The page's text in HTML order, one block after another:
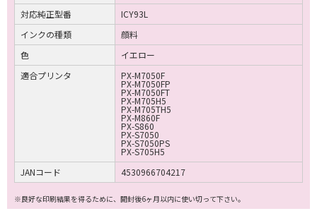
対応純正型番
ICY93L
インクの種類
顔料
色
イエロー
適合プリンタ
PX-M7050F
PX-M7050FP
PX-M7050FT
PX-M705H5
PX-M705TH5
PX-M860F
PX-S860
PX-S7050
PX-S7050PS
PX-S705H5
JANコード
4530966704217
※良好な印刷結果を得るために、開封後6ヶ月以内に使い切って下さい。